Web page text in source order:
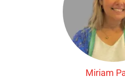
Miriam